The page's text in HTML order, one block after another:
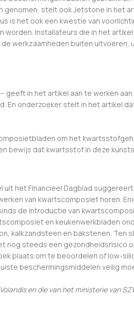
stelt ook Jetstone in het
is het ook een kwestie van
Installateurs die in het
werkzaamheden buiten
geeft in het artikel aan te werken
onderzoeker stelt in het artikel
om het
bewijs dat kwartsstof in deze
het Financieel Dagblad
van kwartscomposiet horen.
de introductie van
en keukenwerkbladen
kalkzandsteen en bakstenen.
steeds een gezondheidsrisico
plaats om te beoordelen of low-
beschermingsmiddelen veilig
en die van het ministerie van